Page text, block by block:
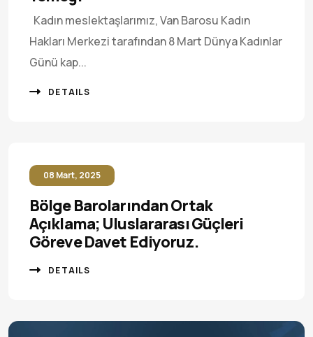
Kadın meslektaşlarımız, Van Barosu Kadın
Hakları Merkezi tarafından 8 Mart Dünya Kadınlar
Günü kap...
DETAILS
08 Mart, 2025
Bölge Barolarından Ortak
Açıklama; Uluslararası Güçleri
Göreve Davet Ediyoruz.
DETAILS